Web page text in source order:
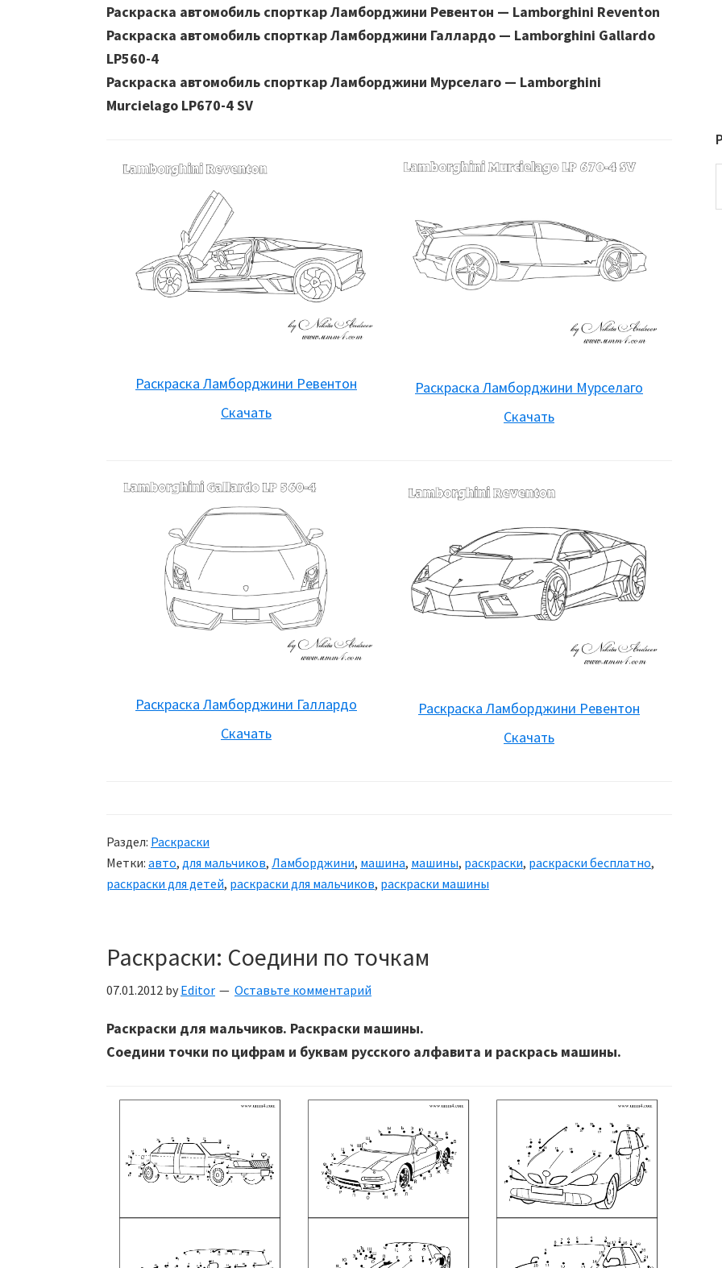
Раскраска автомобиль спорткар Ламборджини Ревентон — Lamborghini Reventon
Раскраска автомобиль спорткар Ламборджини Галлардо — Lamborghini Gallardo
LP560-4
Раскраска автомобиль спорткар Ламборджини Мурселаго — Lamborghini
Murcielago LP670-4 SV
Раскраска Ламборджини Ревентон
Скачать
Раскраска Ламборджини Мурселаго
Скачать
Раскраска Ламборджини Галлардо
Скачать
Раскраска Ламборджини Ревентон
Скачать
Раздел: Раскраски
Метки: авто, для мальчиков, Ламборджини, машина, машины, раскраски, раскраски бесплатно,
раскраски для детей, раскраски для мальчиков, раскраски машины
Раскраски: Соедини по точкам
07.01.2012 by Editor Оставьте комментарий
Раскраски для мальчиков. Раскраски машины.
Соедини точки по цифрам и буквам русского алфавита и раскрась машины.